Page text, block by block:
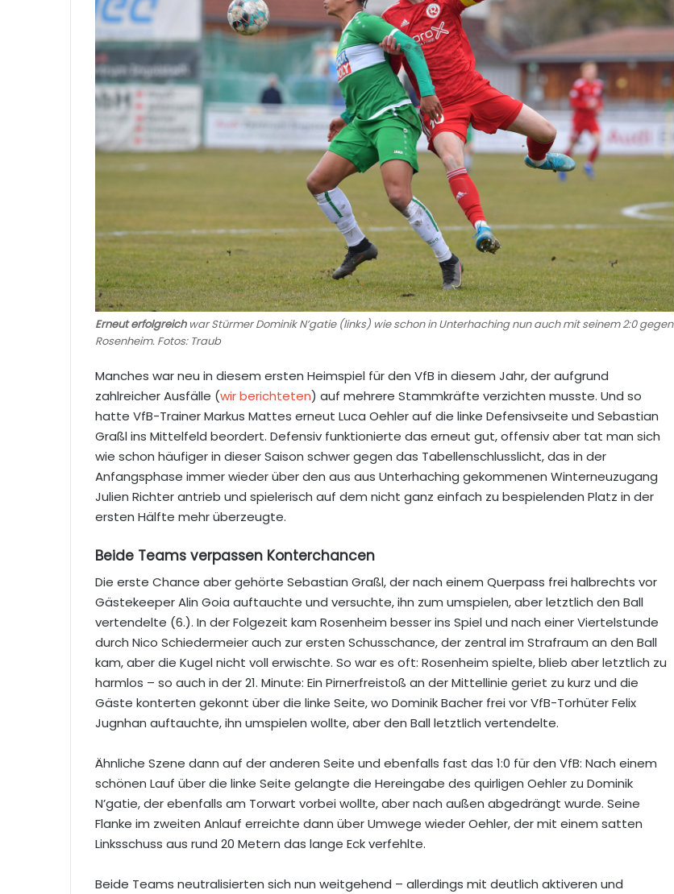
Erneut erfolgreichwar Stürmer Dominik N’gatie (links) wie schon in Unterhaching nun auch mit seinem 2:0 gegen
Rosenheim. Fotos: Traub
Manches war neu in diesem ersten Heimspiel für den VfB in diesem Jahr, der aufgrund
zahlreicher Ausfälle (wir berichteten) auf mehrere Stammkräfte verzichten musste. Und so
hatte VfB-Trainer Markus Mattes erneut Luca Oehler auf die linke Defensivseite und Sebastian
Graßl ins Mittelfeld beordert. Defensiv funktionierte das erneut gut, offensiv aber tat man sich
wie schon häufiger in dieser Saison schwer gegen das Tabellenschlusslicht, das in der
Anfangsphase immer wieder über den aus aus Unterhaching gekommenen Winterneuzugang
Julien Richter antrieb und spielerisch auf dem nicht ganz einfach zu bespielenden Platz in der
ersten Hälfte mehr überzeugte.
Beide Teams verpassen Konterchancen
Die erste Chance aber gehörte Sebastian Graßl, der nach einem Querpass frei halbrechts vor
Gästekeeper Alin Goia auftauchte und versuchte, ihn zum umspielen, aber letztlich den Ball
vertendelte (6.). In der Folgezeit kam Rosenheim besser ins Spiel und nach einer Viertelstunde
durch Nico Schiedermeier auch zur ersten Schusschance, der zentral im Strafraum an den Ball
kam, aber die Kugel nicht voll erwischte. So war es oft: Rosenheim spielte, blieb aber letztlich zu
harmlos – so auch in der 21. Minute: Ein Pirnerfreistoß an der Mittellinie geriet zu kurz und die
Gäste konterten gekonnt über die linke Seite, wo Dominik Bacher frei vor VfB-Torhüter Felix
Jugnhan auftauchte, ihn umspielen wollte, aber den Ball letztlich vertendelte.
Ähnliche Szene dann auf der anderen Seite und ebenfalls fast das 1:0 für den VfB: Nach einem
schönen Lauf über die linke Seite gelangte die Hereingabe des quirligen Oehler zu Dominik
N’gatie, der ebenfalls am Torwart vorbei wollte, aber nach außen abgedrängt wurde. Seine
Flanke im zweiten Anlauf erreichte dann über Umwege wieder Oehler, der mit einem satten
Linksschuss aus rund 20 Metern das lange Eck verfehlte.
Beide Teams neutralisierten sich nun weitgehend – allerdings mit deutlich aktiveren und